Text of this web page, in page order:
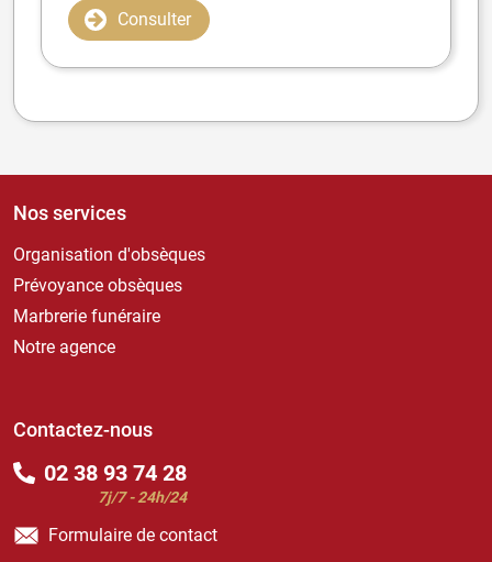
Consulter
Nos services
Organisation d'obsèques
Prévoyance obsèques
Marbrerie funéraire
Notre agence
Contactez-nous
02 38 93 74 28
7j/7 - 24h/24
Formulaire de contact